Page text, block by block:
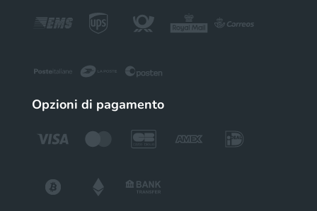
Opzioni di pagamento